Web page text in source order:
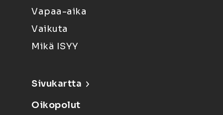
Vapaa-aika
Vaikuta
Mikä ISYY
Sivukartta
Oikopolut